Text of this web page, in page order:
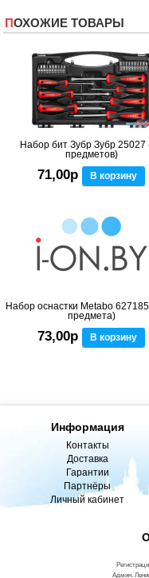
ПОХОЖИЕ ТОВАРЫ
Набор бит Зубр Зубр 25027
предметов)
71,00р В корзину
Набор оснастки Metabo
предмета)
73,00р В корзину
Информация
Контакты
Доставка
Гарантии
Партнёры
Личный кабинет
Админ.